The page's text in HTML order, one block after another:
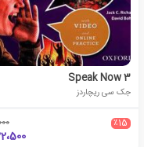
Speak Now 3
جک سی ریچاردز
٪15